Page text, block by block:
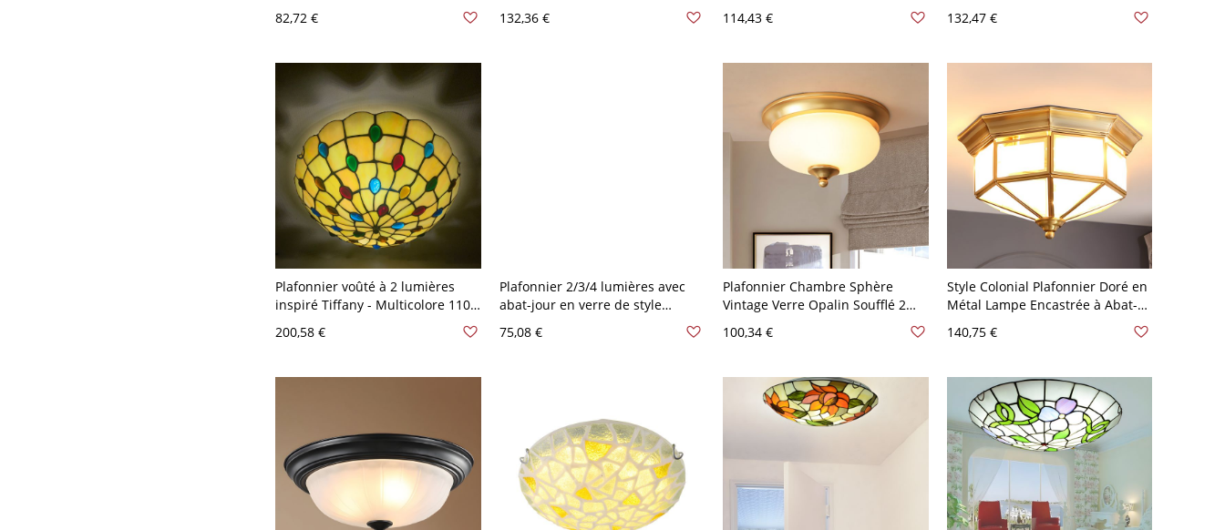
82,72 € 132,36 € 114,43 € 132,47 €
Plafonnier voûté à 2 lumières
inspiré Tiffany - Multicolore 110
200,58 €
Plafonnier 2/3/4 lumières avec
abat-jour en verre de style
traditionnel - Bronze 110 V-120 V
2
75,08 €
Plafonnier Chambre Sphère
Vintage Verre Opalin Soufflé 2
Têtes Laiton - Laiton 110 V-120 V
100,34 €
Style Colonial Plafonnier Doré en
Métal Lampe Encastrée à Abat-
Jour en Verre Blanc - 110 V-120 V
Lanterne
140,75 €